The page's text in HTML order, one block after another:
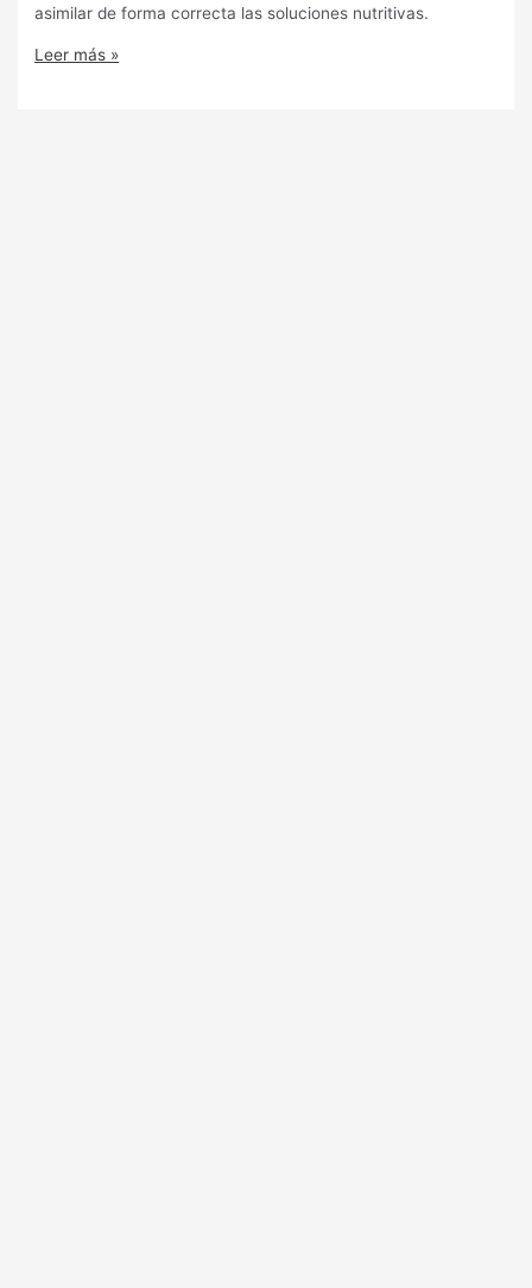
asimilar de forma correcta las soluciones nutritivas.
Leer más »